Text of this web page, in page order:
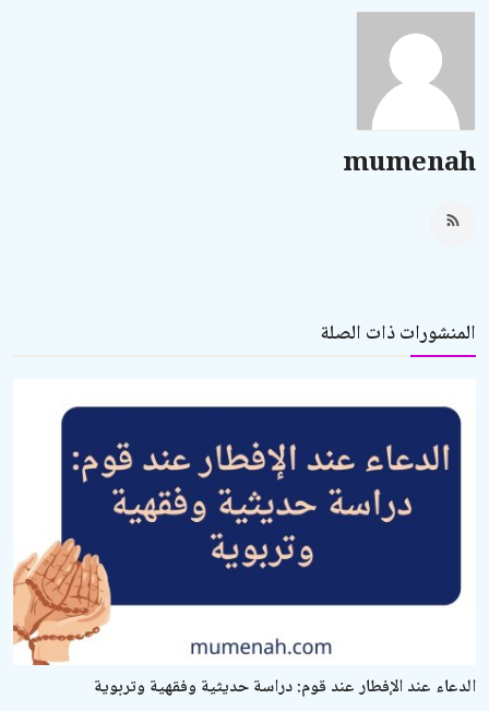
mumenah
المنشورات ذات الصلة
الدعاء عند الإفطار عند قوم: دراسة حديثية وفقهية وتربوية